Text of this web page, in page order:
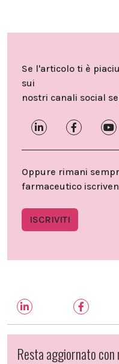
Se l'articolo ti è
sui
nostri canali social
Oppure rimani
farmaceutico
ISCRIVITI
Resta aggiornato con